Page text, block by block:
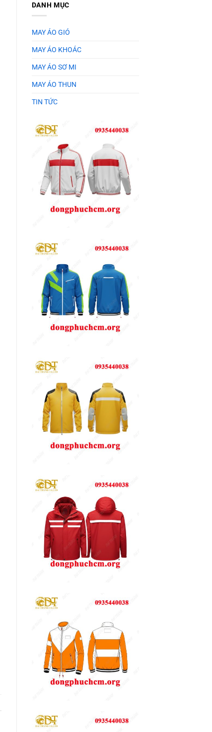
DANH MỤC
MAY ÁO GIÓ
MAY ÁO KHOÁC
MAY ÁO SƠ MI
MAY ÁO THUN
TIN TỨC